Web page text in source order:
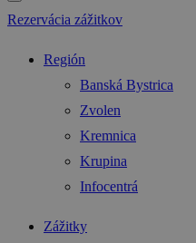
Rezervácia zážitkov
Región
Banská Bystrica
Zvolen
Kremnica
Krupina
Infocentrá
Zážitky